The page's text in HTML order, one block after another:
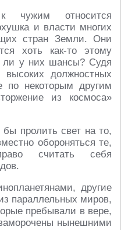
чужим относится
и власти многих
стран Земли. Они
хоть как-то этому
ли у них шансы? Судя
должностных
по некоторым другим
из космоса»
бы пролить свет на то,
обороняться те,
считать себя
другие
параллельных миров,
пребывали в вере,
нынешними